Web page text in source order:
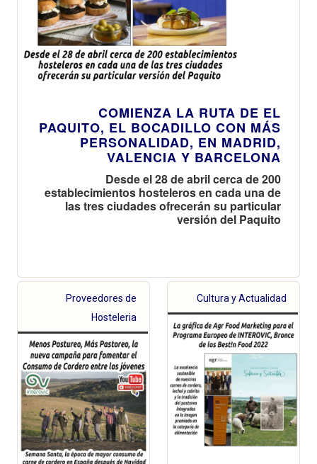
COMIENZA LA RUTA DE EL
PAQUITO, EL BOCADILLO CON MÁS
PERSONALIDAD, EN MADRID,
VALENCIA Y BARCELONA
Desde el 28 de abril cerca de 200
establecimientos hosteleros en cada una de
las tres ciudades ofrecerán su particular
versión del Paquito
Proveedores de
Hosteleria
Cultura y Actualidad